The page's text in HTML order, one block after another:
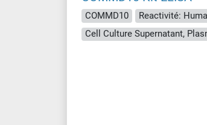
COMMD10 Reactivité:
Cell Culture Supernatant,